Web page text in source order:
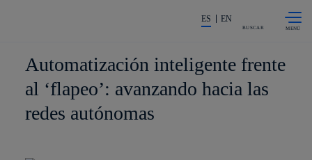
La acción en accionistas e
ES EN
BUSCAR
Automatización inteligente frente
al ‘flapeo’: avanzando hacia las
redes autónomas